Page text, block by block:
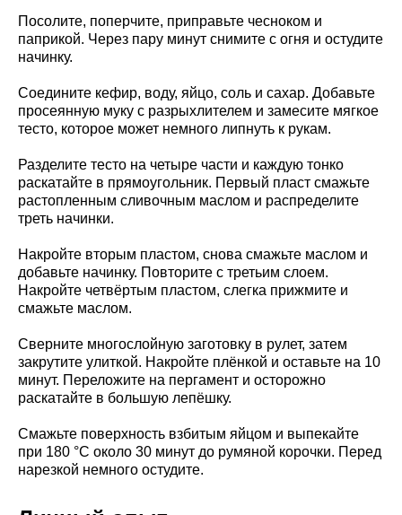
Посолите, поперчите, приправьте чесноком и
паприкой. Через пару минут снимите с огня и остудите
начинку.
Соедините кефир, воду, яйцо, соль и сахар. Добавьте
просеянную муку с разрыхлителем и замесите мягкое
тесто, которое может немного липнуть к рукам.
Разделите тесто на четыре части и каждую тонко
раскатайте в прямоугольник. Первый пласт смажьте
растопленным сливочным маслом и распределите
треть начинки.
Накройте вторым пластом, снова смажьте маслом и
добавьте начинку. Повторите с третьим слоем.
Накройте четвёртым пластом, слегка прижмите и
смажьте маслом.
Сверните многослойную заготовку в рулет, затем
закрутите улиткой. Накройте плёнкой и оставьте на 10
минут. Переложите на пергамент и осторожно
раскатайте в большую лепёшку.
Смажьте поверхность взбитым яйцом и выпекайте
при 180 °C около 30 минут до румяной корочки. Перед
нарезкой немного остудите.